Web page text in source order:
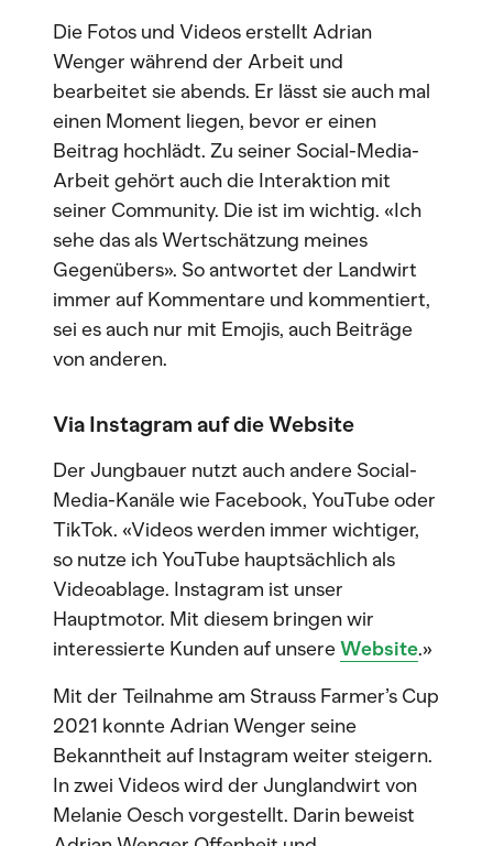
Die Fotos und Videos erstellt Adrian
Wenger während der Arbeit und
bearbeitet sie abends. Er lässt sie auch mal
einen Moment liegen, bevor er einen
Beitrag hochlädt. Zu seiner Social-Media-
Arbeit gehört auch die Interaktion mit
seiner Community. Die ist im wichtig. «Ich
sehe das als Wertschätzung meines
Gegenübers». So antwortet der Landwirt
immer auf Kommentare und kommentiert,
sei es auch nur mit Emojis, auch Beiträge
von anderen.
Via Instagram auf die Website
Der Jungbauer nutzt auch andere Social-
Media-Kanäle wie Facebook, YouTube oder
TikTok. «Videos werden immer wichtiger,
so nutze ich YouTube hauptsächlich als
Videoablage. Instagram ist unser
Hauptmotor. Mit diesem bringen wir
interessierte Kunden auf unsere Website.»
Mit der Teilnahme am Strauss Farmer’s Cup
2021 konnte Adrian Wenger seine
Bekanntheit auf Instagram weiter steigern.
In zwei Videos wird der Junglandwirt von
Melanie Oesch vorgestellt. Darin beweist